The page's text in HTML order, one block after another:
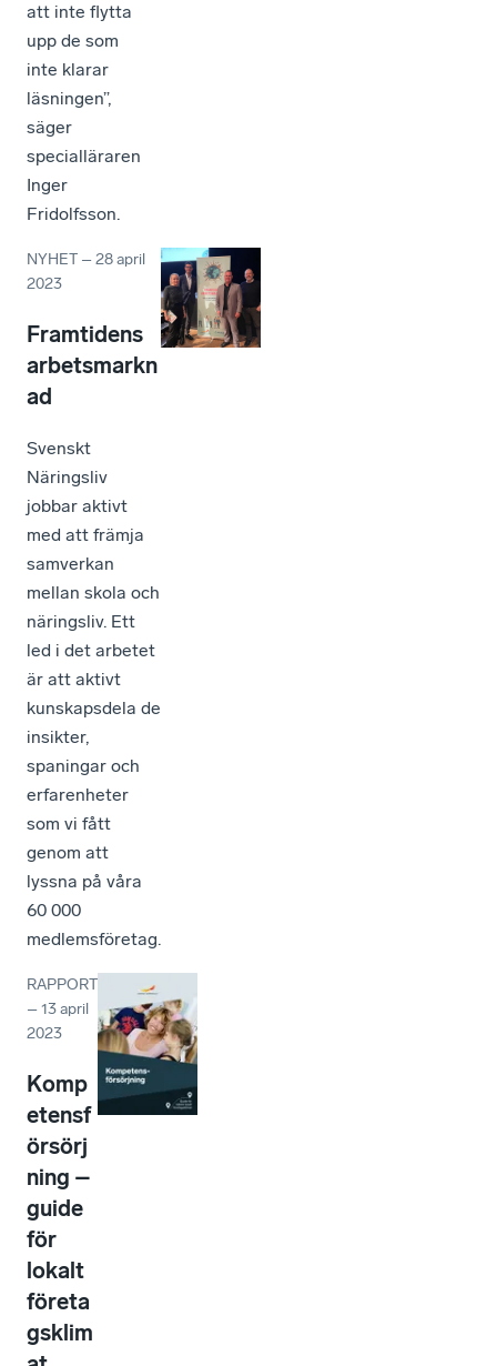
att inte flytta
upp de som
inte klarar
läsningen”,
säger
specialläraren
Inger
Fridolfsson.
NYHET –28 april
2023
Framtidens
arbetsmarkn
ad
Svenskt
Näringsliv
jobbar aktivt
med att främja
samverkan
mellan skola och
näringsliv. Ett
led i det arbetet
är att aktivt
kunskapsdela de
insikter,
spaningar och
erfarenheter
som vi fått
genom att
lyssna på våra
60 000
medlemsföretag.
RAPPORT
–13 april
2023
Komp
etensf
örsörj
ning –
guide
för
lokalt
företa
gsklim